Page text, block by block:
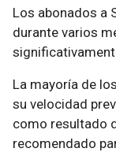
Los abonados a
durante varios
La mayoría de
su velocidad
como resultado
recomendado